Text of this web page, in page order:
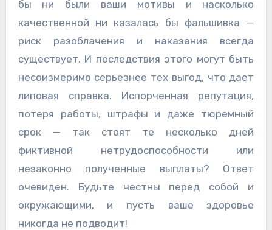
бы ни были ваши мотивы и насколько
качественной ни казалась бы фальшивка —
риск разоблачения и наказания всегда
существует. И последствия этого могут быть
несоизмеримо серьезнее тех выгод, что дает
липовая справка. Испорченная репутация,
потеря работы, штрафы и даже тюремный
срок — так стоят те несколько дней
фиктивной нетрудоспособности или
незаконно полученные выплаты? Ответ
очевиден. Будьте честны перед собой и
окружающими, и пусть ваше здоровье
никогда не подводит!